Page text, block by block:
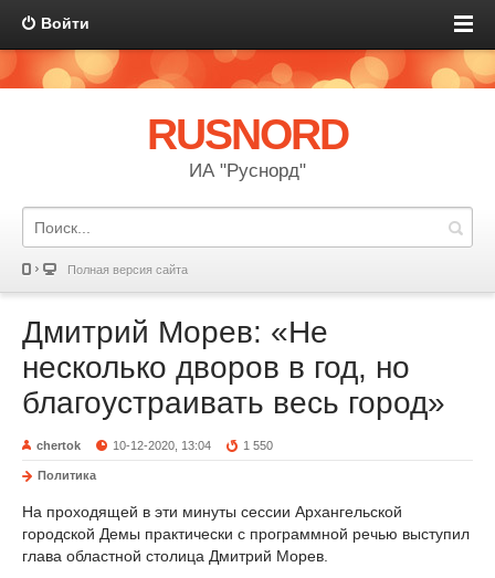
Войти
RUSNORD
ИА "Руснорд"
Полная версия сайта
Дмитрий Морев: «Не
несколько дворов в год, но
благоустраивать весь город»
chertok 10-12-2020, 13:04 1 550
Политика
На проходящей в эти минуты сессии Архангельской
городской Демы практически с программной речью выступил
глава областной столица Дмитрий Морев.